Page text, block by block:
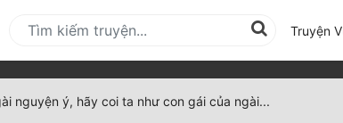
Truyện
nguyện ý, hãy coi ta như con gái của ngài...